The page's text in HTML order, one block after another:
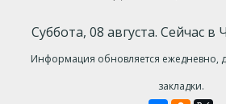
Суббота, 08 августа. Сейчас в
Информация обновляется ежедневно,
закладки.